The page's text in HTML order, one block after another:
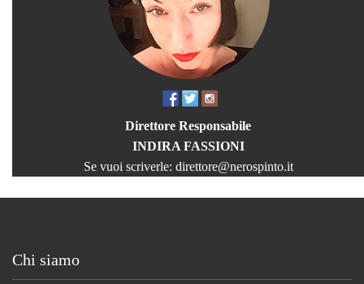
Direttore Responsabile
INDIRA FASSIONI
Se vuoi scriverle: direttore@nerospinto.it
Chi siamo